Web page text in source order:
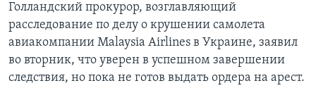
Голландский прокурор, возглавляющий
расследование по делу о крушении самолета
авиакомпании Malaysia Airlines в Украине, заявил
во вторник, что уверен в успешном завершении
следствия, но пока не готов выдать ордера на арест.